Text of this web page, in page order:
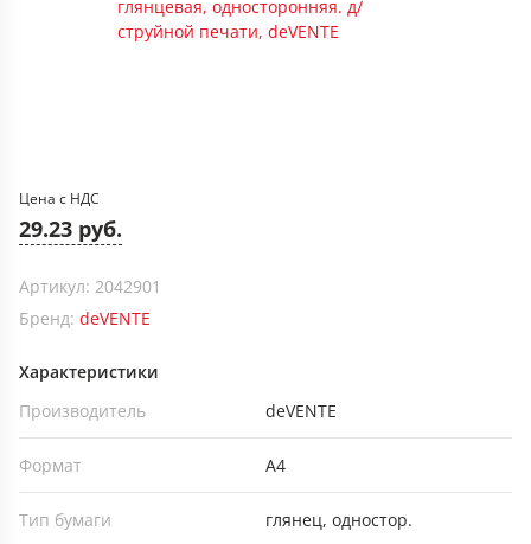
Цена с НДС
29.23 руб.
Артикул: 2042901
Бренд: deVENTE
Характеристики
Производитель
deVENTE
Формат А4
Тип бумаги глянец, одностор.